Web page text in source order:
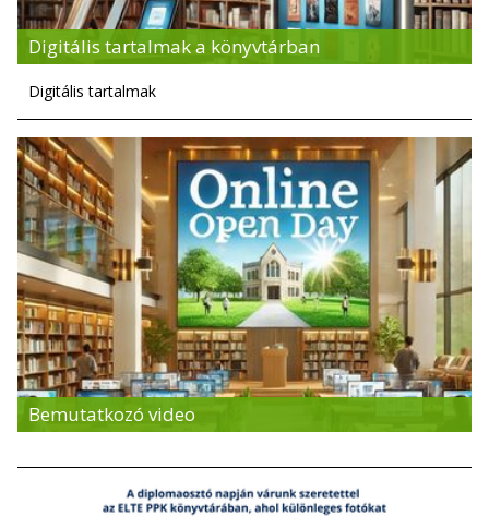
Digitális tartalmak a könyvtárban
Digitális tartalmak
Bemutatkozó video